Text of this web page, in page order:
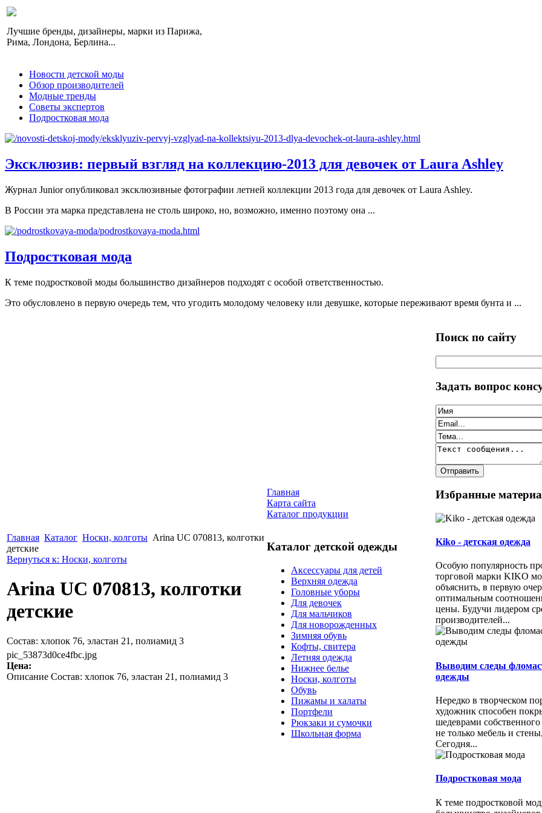
Лучшие бренды, дизайнеры, марки из Парижа,
Рима, Лондона, Берлина...
Новости детской моды
Обзор производителей
Модные тренды
Советы экспертов
Подростковая мода
Эксклюзив: первый взгляд на коллекцию-2013 для девочек от Laura Ashley
Журнал Junior опубликовал эксклюзивные фотографии летней коллекции 2013 года для девочек от Laura Ashley.
В России эта марка представлена не столь широко, но, возможно, именно поэтому она ...
Подростковая мода
К теме подростковой моды большинство дизайнеров подходят с особой ответственностью.
Это обусловлено в первую очередь тем, что угодить молодому человеку или девушке, которые переживают время бунта и ...
Главная Каталог Носки, колготы Arina UC 070813, колготки
детские
Вернуться к: Носки, колготы
Arina UC 070813, колготки
детские
Состав: хлопок 76, эластан 21, полиамид 3
pic_53873d0ce4fbc.jpg
Цена:
Описание Состав: хлопок 76, эластан 21, полиамид 3
Главная
Карта сайта
Каталог продукции
Каталог детской одежды
Аксессуары для детей
Верхняя одежда
Головные уборы
Для девочек
Для мальчиков
Для новорожденных
Зимняя обувь
Кофты, свитера
Летняя одежда
Нижнее белье
Носки, колготы
Обувь
Пижамы и халаты
Портфели
Рюкзаки и сумочки
Школьная форма
Поиск по сайту
Задать вопрос
Избранные
Kiko - детская одежда
Особую популярность
торговой марки KIKO
объяснить, в первую
оптимальным
цены. Будучи лидером
производителей...
Выводим следы
одежды
Нередко в творческом
художник способен
шедеврами собственного
не только мебель и
Сегодня...
Подростковая мода
К теме подростковой